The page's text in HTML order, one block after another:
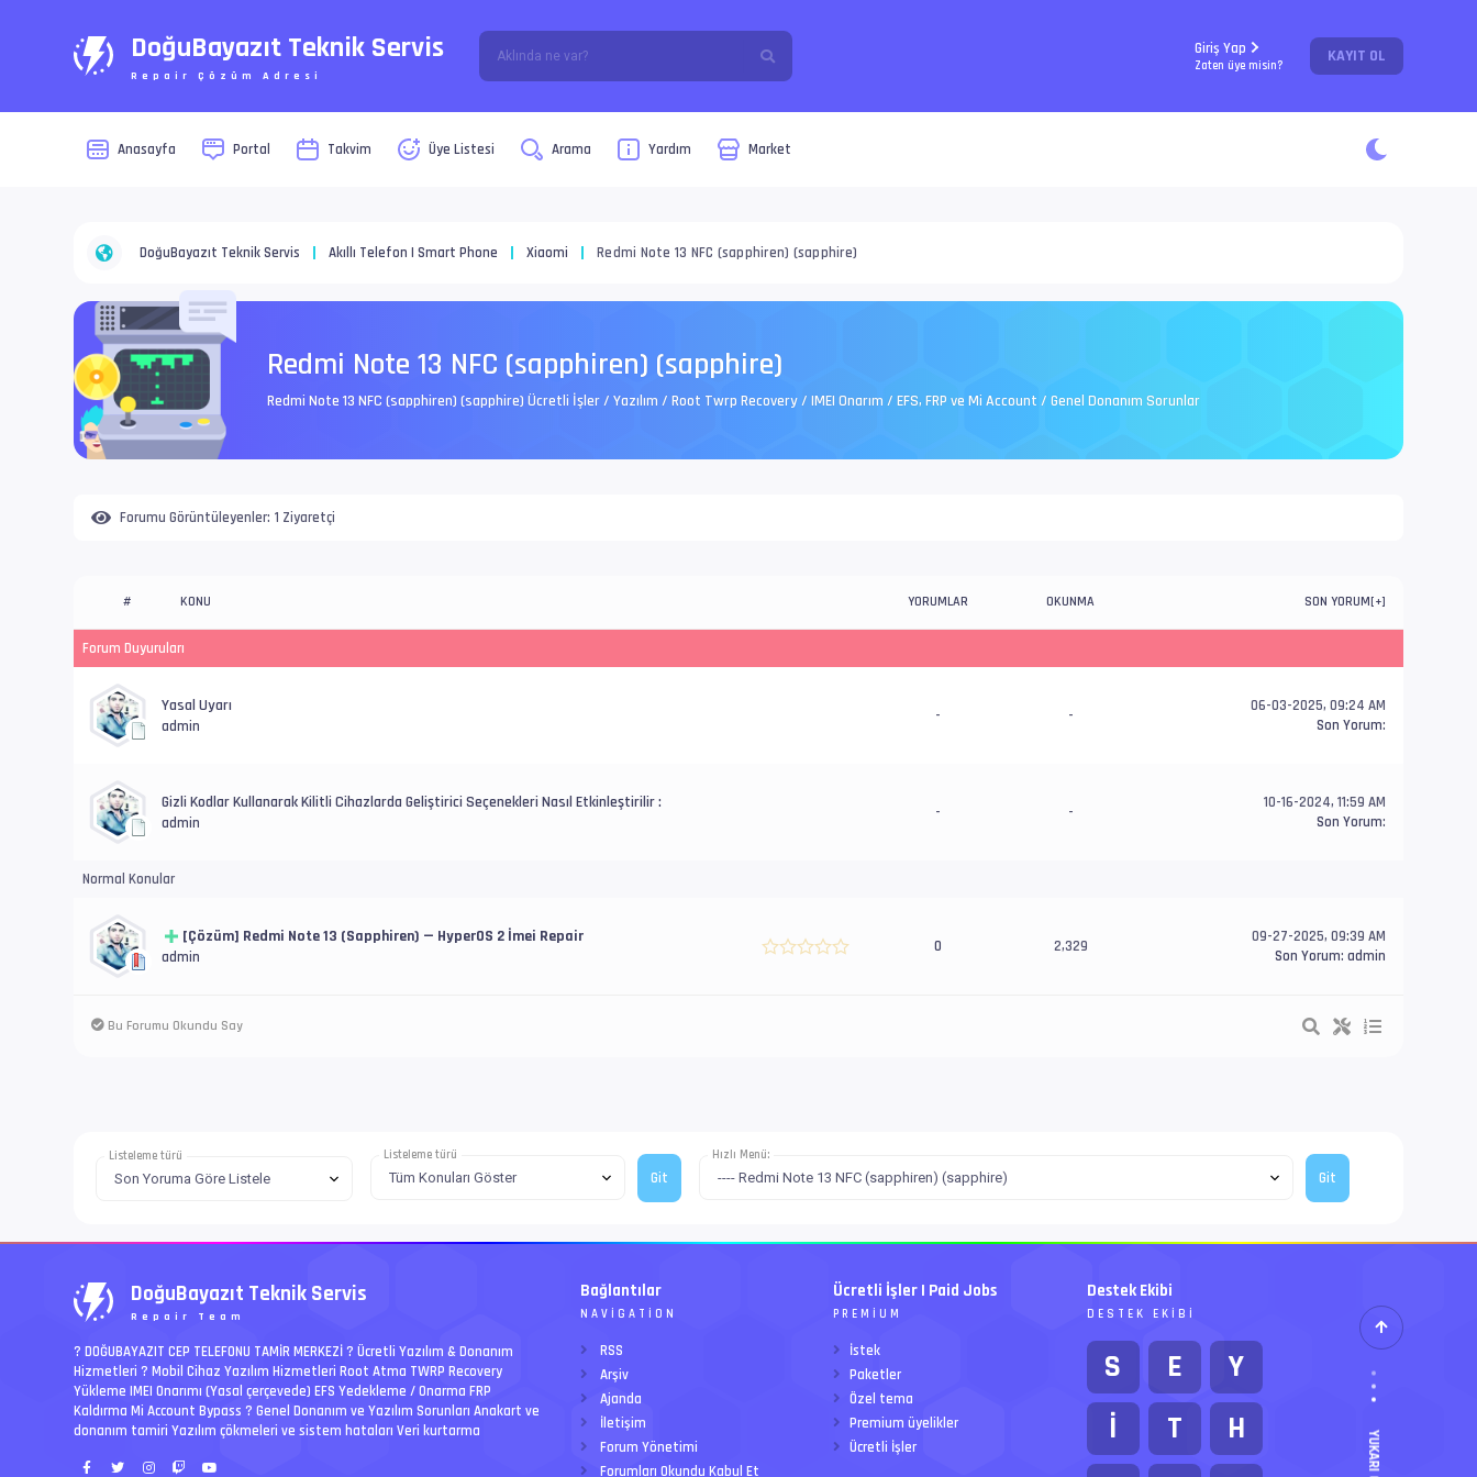
DoğuBayazıt Teknik Servis
Repair Çözüm Adresi
Giriş Yap
Zaten üye misin? KAYIT OL
Anasayfa Portal Takvim Üye Listesi Arama Yardım Market
DoğuBayazıt Teknik Servis Akıllı Telefon | Smart Phone Xiaomi Redmi Note 13 NFC (sapphiren) (sapphire)
Redmi Note 13 NFC (sapphiren) (sapphire)
Redmi Note 13 NFC (sapphiren) (sapphire) Ücretli İşler / Yazılım / Root Twrp Recovery / IMEI Onarım / EFS, FRP ve Mi Account / Genel Donanım Sorunlar
Forumu Görüntüleyenler: 1 Ziyaretçi
# KONU YORUMLAR OKUNMA SON YORUM[+]
Forum Duyuruları
Yasal Uyarı
admin
- -
06-03-2025, 09:24 AM
Son Yorum:
Gizli Kodlar Kullanarak Kilitli Cihazlarda Geliştirici Seçenekleri Nasıl Etkinleştirilir :
admin
- -
10-16-2024, 11:59 AM
Son Yorum:
Normal Konular
[Çözüm] Redmi Note 13 (Sapphiren) — HyperOS 2 İmei Repair
admin
0 2,329
09-27-2025, 09:39 AM
Son Yorum: admin
Bu Forumu Okundu Say
Listeleme türü Listeleme türü Hızlı Menü:
DoğuBayazıt Teknik Servis
Repair Team
? DOĞUBAYAZIT CEP TELEFONU TAMİR MERKEZİ ?️ Ücretli Yazılım & Donanım
Hizmetleri ? Mobil Cihaz Yazılım Hizmetleri Root Atma TWRP Recovery
Yükleme IMEI Onarımı (Yasal çerçevede) EFS Yedekleme / Onarma FRP
Kaldırma Mi Account Bypass ? Genel Donanım ve Yazılım Sorunları Anakart ve
donanım tamiri Yazılım çökmeleri ve sistem hataları Veri kurtarma
Bağlantılar
NAVIGATION
RSS
Arşiv
Ajanda
İletişim
Forum Yönetimi
Forumları Okundu Kabul Et
Ücretli İşler | Paid Jobs
PREMIUM
İstek
Paketler
Özel tema
Premium üyelikler
Ücretli İşler
Destek Ekibi
DESTEK EKIBI
S E
Y
İ
T
H